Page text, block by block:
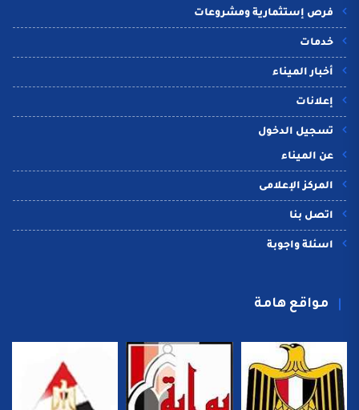
فرص إستثمارية ومشروعات
خدمات
أخبار الميناء
إعلانات
تسجيل الدخول
عن الميناء
المركز الإعلامى
اتصل بنا
اسئلة واجوبة
مواقع هامة